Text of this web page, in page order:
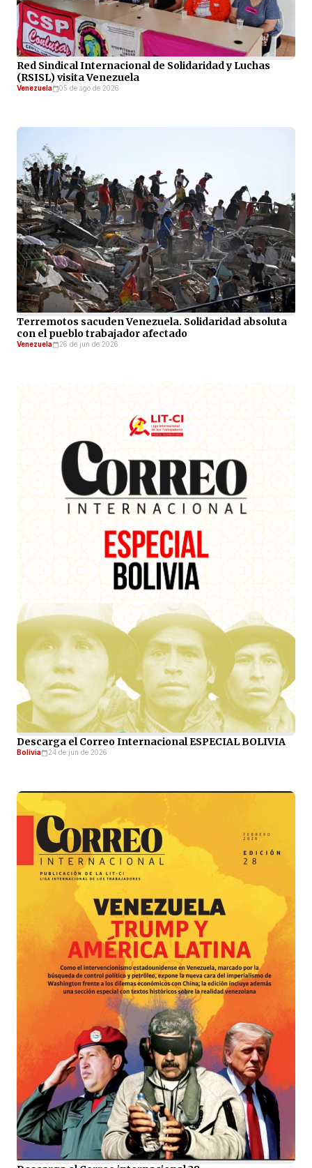
Red Sindical Internacional de Solidaridad y Luchas
(RSISL) visita Venezuela
Venezuela 05 de ago de 2026
Terremotos sacuden Venezuela. Solidaridad absoluta
con el pueblo trabajador afectado
Venezuela 26 de jun de 2026
Descarga el Correo Internacional ESPECIAL BOLIVIA
Bolivia 24 de jun de 2026